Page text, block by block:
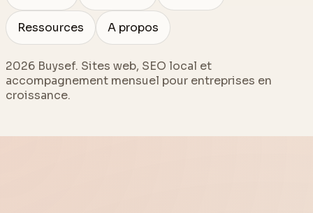
Ressources A propos
2026 Buysef. Sites web, SEO local et
accompagnement mensuel pour entreprises en
croissance.